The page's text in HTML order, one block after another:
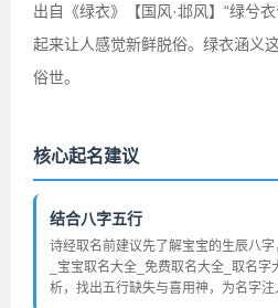
出自《绿衣》【国风·邶风】“绿兮
起来让人感觉新鲜脱俗。绿衣涵义
俗世。
核心起名建议
结合八字五行
诗经取名前建议先了解宝宝的生辰八
_宝宝取名大全_免费取名大全_取名
析，找出五行缺失与喜用神，为名字注